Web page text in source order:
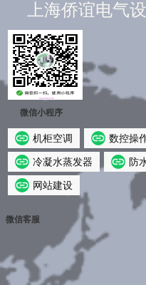
上海侨谊电气
机柜空调 数控操
冷凝水蒸发器 防
网站建设
微信小程序
微信客服